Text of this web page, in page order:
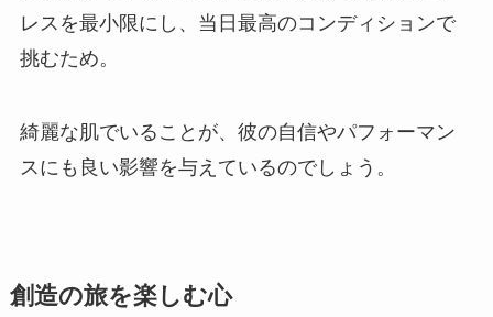
レスを最小限にし、当日最高のコンディションで
挑むため。
綺麗な肌でいることが、彼の自信やパフォーマン
スにも良い影響を与えているのでしょう。
創造の旅を楽しむ心